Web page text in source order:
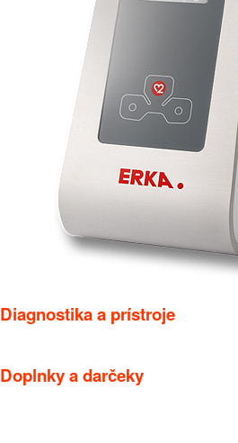
Diagnostika a prístroje
Doplnky a darčeky